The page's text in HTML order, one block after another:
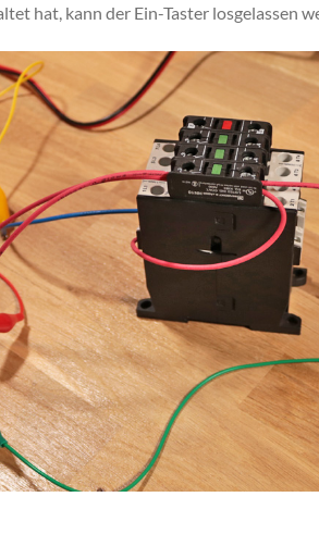
hat, kann der Ein-Taster losgelassen